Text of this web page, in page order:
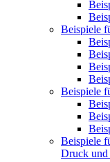
Beispiele
Beispiele
Beispiele
Druck und